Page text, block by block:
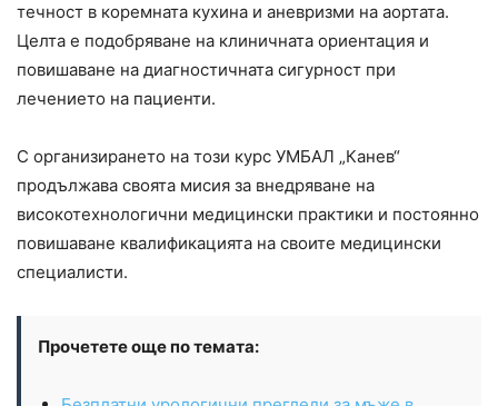
течност в коремната кухина и аневризми на аортата.
Целта е подобряване на клиничната ориентация и
повишаване на диагностичната сигурност при
лечението на пациенти.
С организирането на този курс УМБАЛ „Канев“
продължава своята мисия за внедряване на
високотехнологични медицински практики и постоянно
повишаване квалификацията на своите медицински
специалисти.
Прочетете още по темата: